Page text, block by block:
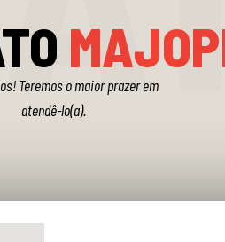
Teremos o maior prazer em
atendê-lo(a).